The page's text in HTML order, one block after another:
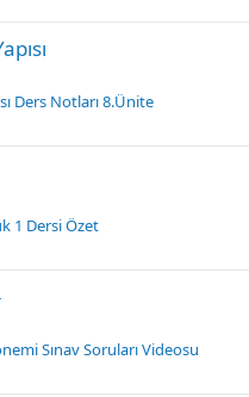
Ders Notları 8.Ünite
1 Dersi Özet
Sınav Soruları Videosu